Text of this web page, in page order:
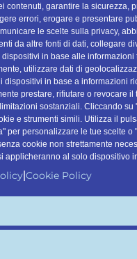
contenuti, garantire la sicurezza,
errori, erogare e presentare
le scelte sulla privacy,
da altre fonti di dati, collegare
in base alle informazioni
utilizzare dati di
dispositivi in base a informazioni
prestare, rifiutare o revocare il
sostanziali. Cliccando su
e strumenti simili. Utilizza il
per personalizzare le tue scelte o
cookie non strettamente
applicheranno al solo dispositivo
Cookie Policy
marketing
TROVA IL TUO
Via G. Pascoli 12, 37053
Lagasca 95, 28006 Madrid –